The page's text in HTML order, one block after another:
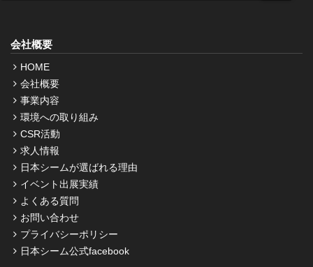
会社概要
HOME
会社概要
事業内容
環境への取り組み
CSR活動
求人情報
日本シームが選ばれる理由
イベント出展実績
よくある質問
お問い合わせ
プライバシーポリシー
日本シーム公式facebook